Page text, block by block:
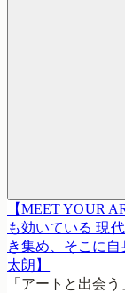
【MEET YOUR
も効いている 現
き集め、そこに
太朗】
「アートと出会